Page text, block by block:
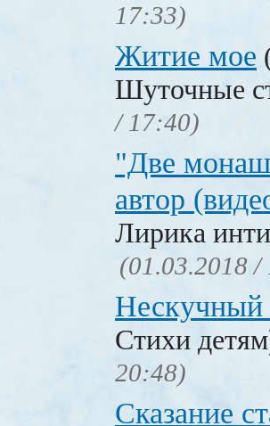
17:33)
Житие мое
Шуточные
/ 17:40)
"Две
автор
Лирика
(01.03.2018 /
Нескучный
Стихи
20:48)
Сказание